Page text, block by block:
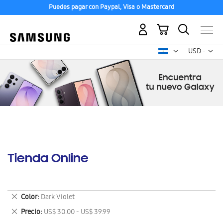
Puedes pagar con Paypal, Visa o Mastercard
USD -
dólar
Mi carrito
Tienda Online
Color Dark Violet
Eliminar
este
artículo
Precio US$ 30.00 - US$ 39.99
Eliminar